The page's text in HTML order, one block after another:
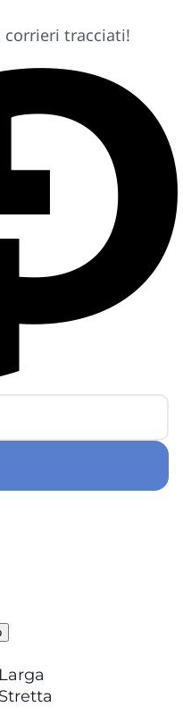
corrieri tracciati!